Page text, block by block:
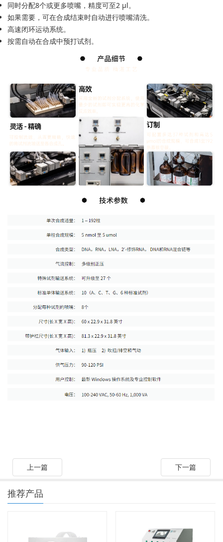
同时分配8个或更多喷嘴，精度可至2 μl。
如果需要，可在合成结束时自动进行喷嘴清洗。
高速闭环运动系统。
按需自动在合成中预打试剂。
上一篇 下一篇
推荐产品